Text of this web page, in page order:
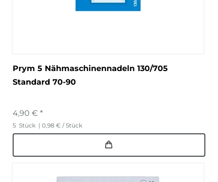
Prym 5 Nähmaschinennadeln 130/705
Standard 70-90
4,90 € *
5 Stück | 0,98 € / Stück